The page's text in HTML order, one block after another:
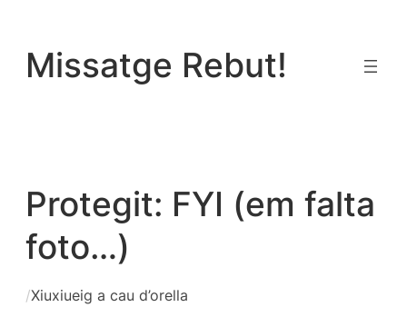
contingut
Missatge Rebut!
Protegit: FYI (em falta
foto…)
/Xiuxiueig a cau d’orella